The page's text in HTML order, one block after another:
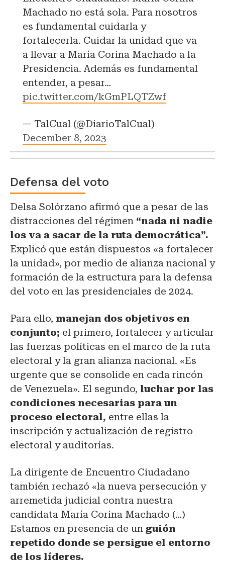
Machado no está sola. Para nosotros
es fundamental cuidarla y
fortalecerla. Cuidar la unidad que va
a llevar a María Corina Machado a la
Presidencia. Además es fundamental
entender, a pesar…
pic.twitter.com/kGmPLQTZwf
— TalCual (@DiarioTalCual)
December 8, 2023
Defensa del voto
Delsa Solórzano afirmó que a pesar de las
distracciones del régimen “nada ni nadie
los va a sacar de la ruta democrática”.
Explicó que están dispuestos «a fortalecer
la unidad», por medio de alianza nacional y
formación de la estructura para la defensa
del voto en las presidenciales de 2024.
Para ello, manejan dos objetivos en
conjunto; el primero, fortalecer y articular
las fuerzas políticas en el marco de la ruta
electoral y la gran alianza nacional. «Es
urgente que se consolide en cada rincón
de Venezuela». El segundo, luchar por las
condiciones necesarias para un
proceso electoral, entre ellas la
inscripción y actualización de registro
electoral y auditorías.
La dirigente de Encuentro Ciudadano
también rechazó «la nueva persecución y
arremetida judicial contra nuestra
candidata María Corina Machado (…)
Estamos en presencia de un guión
repetido donde se persigue el entorno
de los líderes.